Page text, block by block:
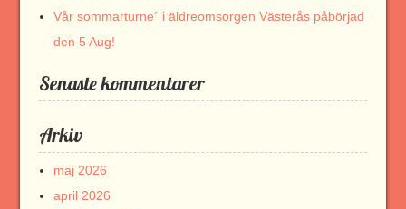
Vår sommarturne´ i äldreomsorgen Västerås påbörjad
den 5 Aug!
Senaste kommentarer
Arkiv
maj 2026
april 2026